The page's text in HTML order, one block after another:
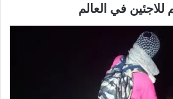
للاجئين في العالم